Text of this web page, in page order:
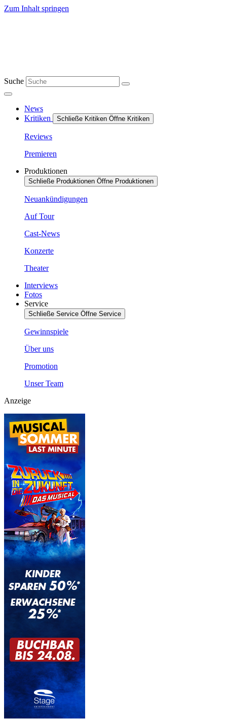
Zum Inhalt springen
Suche
News
Kritiken
Schließe Kritiken Öffne Kritiken
Reviews
Premieren
Produktionen
Schließe Produktionen Öffne Produktionen
Neuankündigungen
Auf Tour
Cast-News
Konzerte
Theater
Interviews
Fotos
Service
Schließe Service Öffne Service
Gewinnspiele
Über uns
Promotion
Unser Team
Anzeige